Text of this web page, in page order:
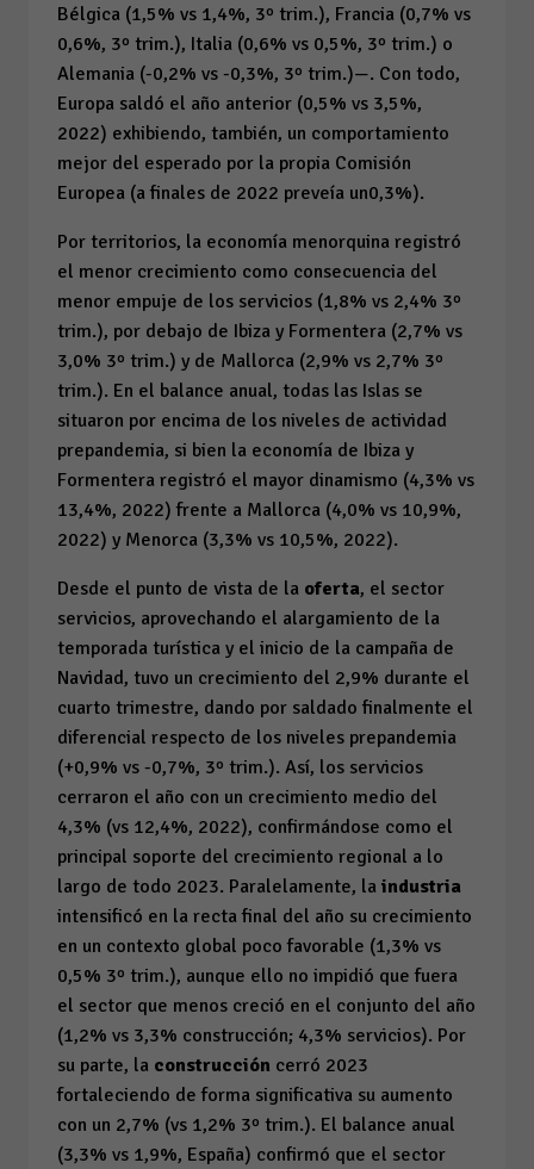
Bélgica (1,5% vs 1,4%, 3º trim.), Francia (0,7% vs
0,6%, 3º trim.), Italia (0,6% vs 0,5%, 3º trim.) o
Alemania (-0,2% vs -0,3%, 3º trim.)—. Con todo,
Europa saldó el año anterior (0,5% vs 3,5%,
2022) exhibiendo, también, un comportamiento
mejor del esperado por la propia Comisión
Europea (a finales de 2022 preveía un0,3%).
Por territorios, la economía menorquina registró
el menor crecimiento como consecuencia del
menor empuje de los servicios (1,8% vs 2,4% 3º
trim.), por debajo de Ibiza y Formentera (2,7% vs
3,0% 3º trim.) y de Mallorca (2,9% vs 2,7% 3º
trim.). En el balance anual, todas las Islas se
situaron por encima de los niveles de actividad
prepandemia, si bien la economía de Ibiza y
Formentera registró el mayor dinamismo (4,3% vs
13,4%, 2022) frente a Mallorca (4,0% vs 10,9%,
2022) y Menorca (3,3% vs 10,5%, 2022).
Desde el punto de vista de la oferta, el sector
servicios, aprovechando el alargamiento de la
temporada turística y el inicio de la campaña de
Navidad, tuvo un crecimiento del 2,9% durante el
cuarto trimestre, dando por saldado finalmente el
diferencial respecto de los niveles prepandemia
(+0,9% vs -0,7%, 3º trim.). Así, los servicios
cerraron el año con un crecimiento medio del
4,3% (vs 12,4%, 2022), confirmándose como el
principal soporte del crecimiento regional a lo
largo de todo 2023. Paralelamente, la industria
intensificó en la recta final del año su crecimiento
en un contexto global poco favorable (1,3% vs
0,5% 3º trim.), aunque ello no impidió que fuera
el sector que menos creció en el conjunto del año
(1,2% vs 3,3% construcción; 4,3% servicios). Por
su parte, la construcción cerró 2023
fortaleciendo de forma significativa su aumento
con un 2,7% (vs 1,2% 3º trim.). El balance anual
(3,3% vs 1,9%, España) confirmó que el sector